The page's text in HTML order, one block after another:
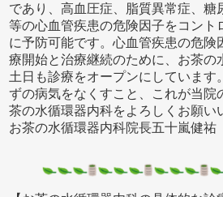
であり、高血圧症、脂質異常症、糖
等の心血管疾患の危険因子をコント
に予防可能です。心血管疾患の危険
療開始と治療継続のために、お茶の
土日も診療をオープンにしています
ずの病気をなくすこと、これが当院
茶の水循環器内科をよろしくお願い
お茶の水循環器内科院長五十嵐健祐